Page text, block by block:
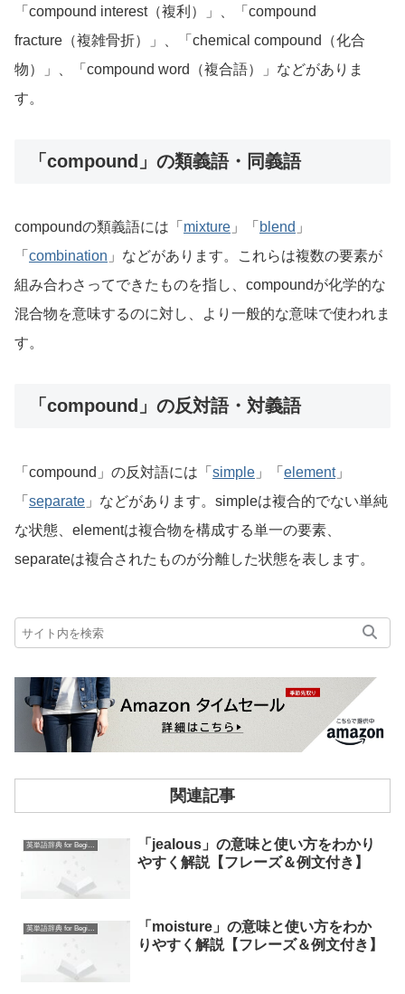
「compound interest（複利）」、「compound
fracture（複雑骨折）」、「chemical compound（化合
物）」、「compound word（複合語）」などがありま
す。
「compound」の類義語・同義語
compoundの類義語には「 mixture 」「 blend 」
「 combination 」などがあります。これらは複数の要素が
組み合わさってできたものを指し、compoundが化学的な
混合物を意味するのに対し、より一般的な意味で使われま
す。
「compound」の反対語・対義語
「compound」の反対語には「 simple 」「 element」
「 separate 」などがあります。simpleは複合的でない単純
な状態、elementは複合物を構成する単一の要素、
separateは複合されたものが分離した状態を表します。
関連記事
英単語辞典 for Beginners
「jealous」の意味と使い方をわかり
やすく解説【フレーズ＆例文付き】
英単語辞典 for Beginners
「moisture」の意味と使い方をわか
りやすく解説【フレーズ＆例文付き】